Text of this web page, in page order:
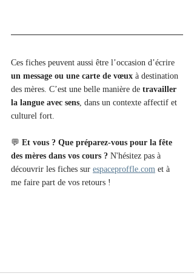
Ces fiches peuvent aussi être l’occasion d’écrire
un message ou une carte de vœux à destination
des mères. C’est une belle manière de travailler
la langue avec sens, dans un contexte affectif et
culturel fort.
💬 Et vous ? Que préparez-vous pour la fête
des mères dans vos cours ? N'hésitez pas à
découvrir les fiches sur espaceproffle.com et à
me faire part de vos retours !